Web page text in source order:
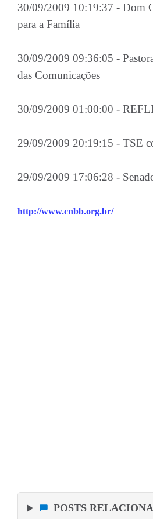
30/09/2009 10:19:37 - Dom
para a Família
30/09/2009 09:36:05 -
das Comunicações
30/09/2009 01:00:00 -
29/09/2009 20:19:15 - TSE
29/09/2009 17:06:28 -
http://www.cnbb.org.br/
POSTS